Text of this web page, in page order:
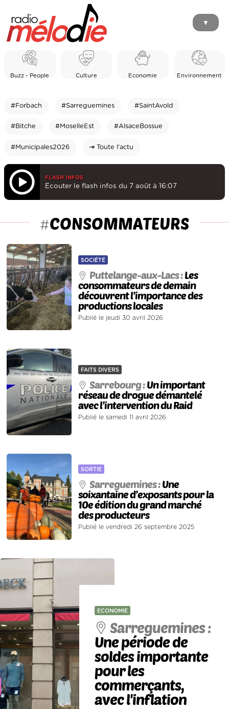
▼
Buzz - People Culture Economie Environnement
#Forbach #Sarreguemines #SaintAvold
#Bitche #MoselleEst #AlsaceBossue
#Municipales2026 ⇥ Toute l'actu
FLASH INFOS
Ecouter le flash infos du 7 août à 16:07
#CONSOMMATEURS
SOCIÉTÉ
Puttelange-aux-Lacs :Les
consommateurs de demain
découvrent l’importance des
productions locales
Publié le jeudi 30 avril 2026
FAITS DIVERS
Sarrebourg :Un important
réseau de drogue démantelé
avec l’intervention du Raid
Publié le samedi 11 avril 2026
SORTIE
Sarreguemines :Une
soixantaine d’exposants pour la
10e édition du grand marché
des producteurs
Publié le vendredi 26 septembre 2025
ECONOMIE
Sarreguemines :
Une période de
soldes importante
pour les
commerçants,
avec l'inflation